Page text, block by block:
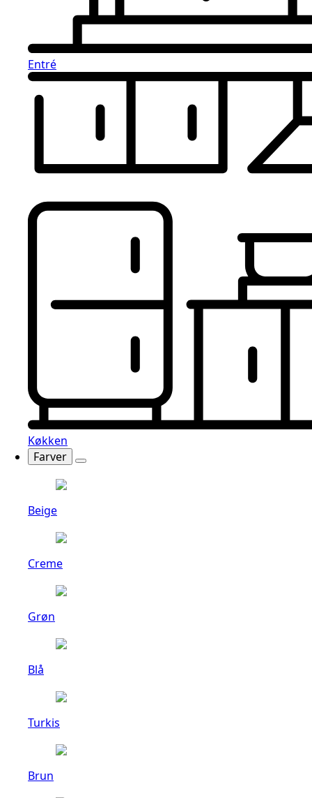
Entré
Køkken
Farver
Beige
Creme
Grøn
Blå
Turkis
Brun